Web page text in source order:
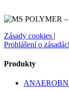
Zásady cookies |
Prohlášení o
Produkty